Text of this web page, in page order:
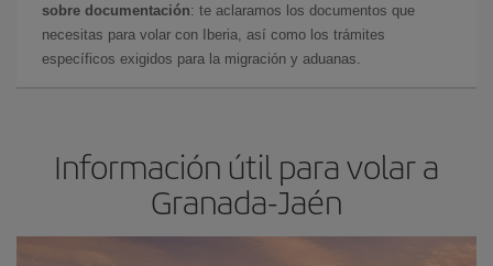
sobre documentación: te aclaramos los documentos que
necesitas para volar con Iberia, así como los trámites
específicos exigidos para la migración y aduanas.
Información útil para volar a
Granada-Jaén